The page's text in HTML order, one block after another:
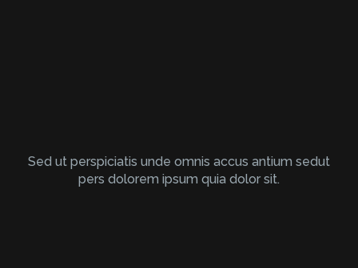
Sed ut perspiciatis unde omnis accus antium sedut
pers dolorem ipsum quia dolor sit.